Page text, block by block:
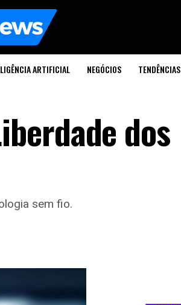
ARTIFICIAL NEGÓCIOS TENDÊNCIAS
dos
sem fio.